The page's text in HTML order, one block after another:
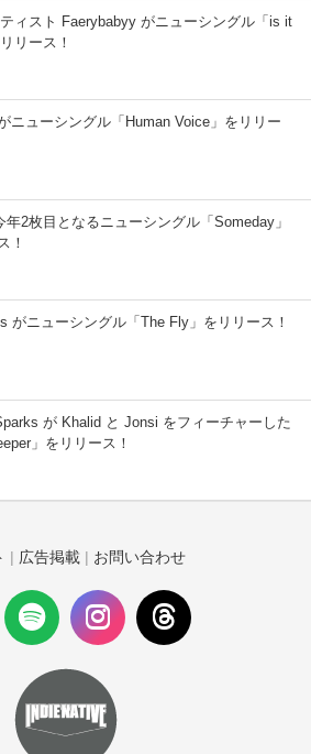
ィスト Faerybabyy がニューシングル「is it
リース！
ニューシングル「Human Voice」をリリー
年2枚目となるニューシングル「Someday」
！
がニューシングル「The Fly」をリリース！
が Khalid と Jonsi をフィーチャーした
」をリリース！
| 広告掲載 | お問い合わせ